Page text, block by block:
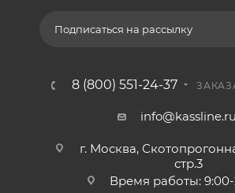
Подписаться на рассылку
8 (800) 551-24-37
info@kassline.ru
г. Москва,
стр.3
Время работы: